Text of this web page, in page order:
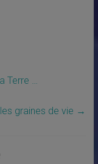
Terre …
graines de vie →